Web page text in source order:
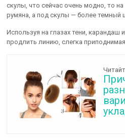
скулы, что сейчас очень модно, то
румяна, а под скулы — более темный
Используя на глазах тени, карандаш
продлить линию, слегка